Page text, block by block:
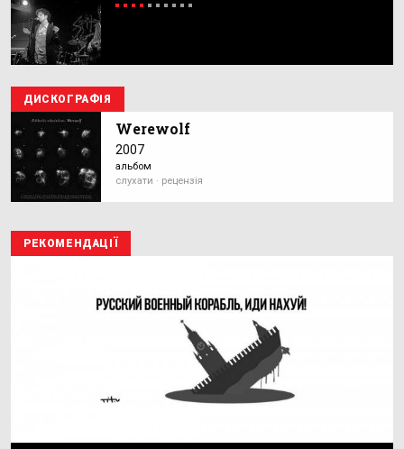
ДИСКОГРАФІЯ
Werewolf
2007
альбом
слухати · рецензія
РЕКОМЕНДАЦІЇ